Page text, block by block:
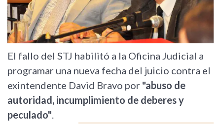
El fallo del STJ habilitó a la Oficina Judicial a
programar una nueva fecha del juicio contra el
exintendente David Bravo por "abuso de
autoridad, incumplimiento de deberes y
peculado".